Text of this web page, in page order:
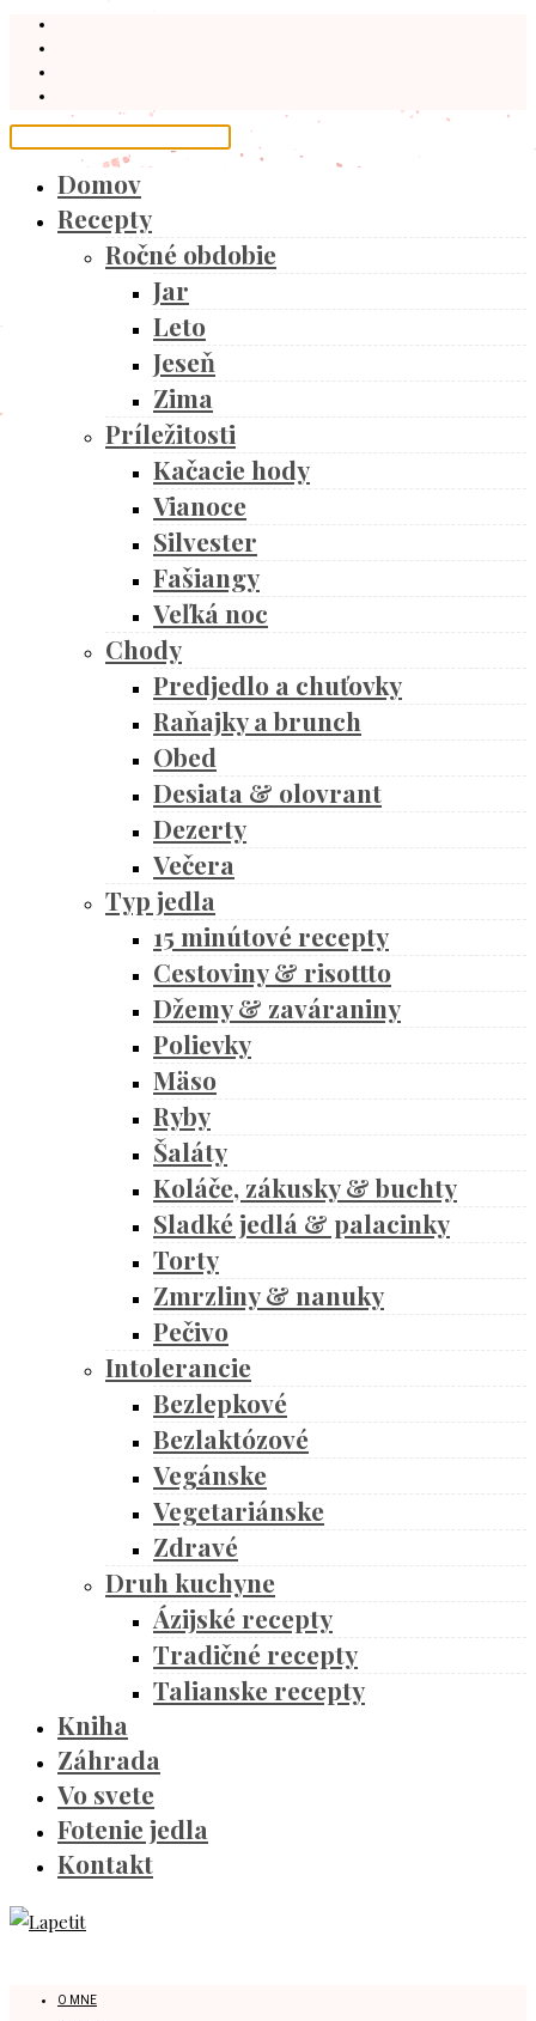
Domov
Recepty
Ročné obdobie
Jar
Leto
Jeseň
Zima
Príležitosti
Kačacie hody
Vianoce
Silvester
Fašiangy
Veľká noc
Chody
Predjedlo a chuťovky
Raňajky a brunch
Obed
Desiata & olovrant
Dezerty
Večera
Typ jedla
15 minútové recepty
Cestoviny & risottto
Džemy & zaváraniny
Polievky
Mäso
Ryby
Šaláty
Koláče, zákusky & buchty
Sladké jedlá & palacinky
Torty
Zmrzliny & nanuky
Pečivo
Intolerancie
Bezlepkové
Bezlaktózové
Vegánske
Vegetariánske
Zdravé
Druh kuchyne
Ázijské recepty
Tradičné recepty
Talianske recepty
Kniha
Záhrada
Vo svete
Fotenie jedla
Kontakt
O MNE